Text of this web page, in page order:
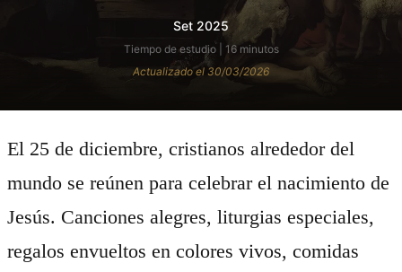
Set 2025
Tiempo de estudio | 16 minutos
Actualizado el 30/03/2026
El 25 de diciembre, cristianos alrededor del
mundo se reúnen para celebrar el nacimiento de
Jesús. Canciones alegres, liturgias especiales,
regalos envueltos en colores vivos, comidas